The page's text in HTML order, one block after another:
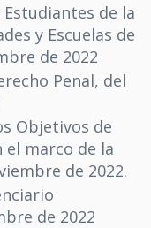
de la
y Escuelas de
de 2022
Penal, del
Objetivos de
el marco de la
de 2022.
de 2022